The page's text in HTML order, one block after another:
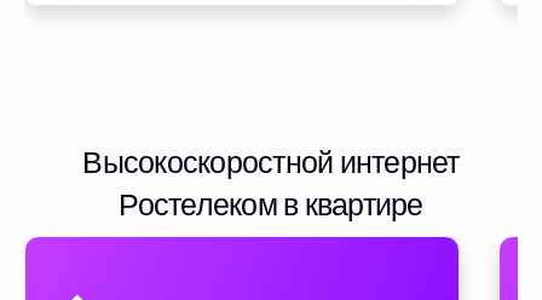
Высокоскоростной интернет
Ростелеком в квартире